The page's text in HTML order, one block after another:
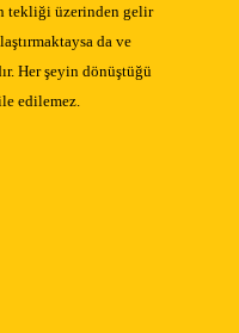
tekliği üzerinden gelir
da ve
Her şeyin dönüştüğü
edilemez.